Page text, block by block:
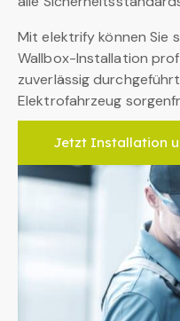
Mit elektrify können Sie
Wallbox-Installation
zuverlässig
Elektrofahrzeug
Jetzt Installation